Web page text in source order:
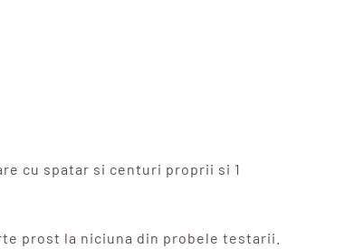
cu spatar si centuri proprii si 1
prost la niciuna din probele testarii.